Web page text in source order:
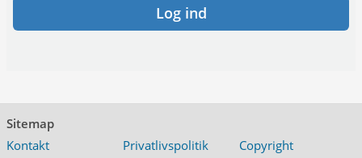
Log ind
Sitemap
Kontakt
Privatlivspolitik
Copyright